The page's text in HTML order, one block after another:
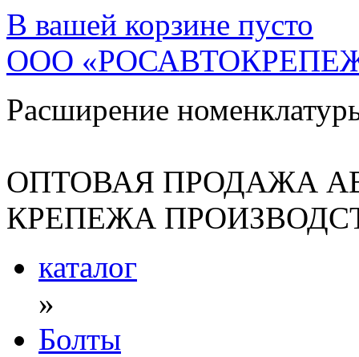
В вашей корзине пусто
ООО
Расширение
ОПТОВАЯ ПРОДАЖА
КРЕПЕЖА
каталог
»
Болты